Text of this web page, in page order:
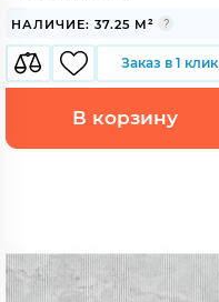
НАЛИЧИЕ: 37.25 М²
Заказ в 1 клик
В корзину